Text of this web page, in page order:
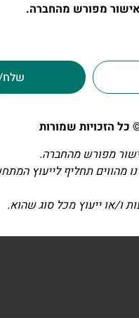
מפורש מהחברה.
מפורש מהחברה.
מהווים תחליף לייעוץ
ו/או ייעוץ מכל סוג שהוא.